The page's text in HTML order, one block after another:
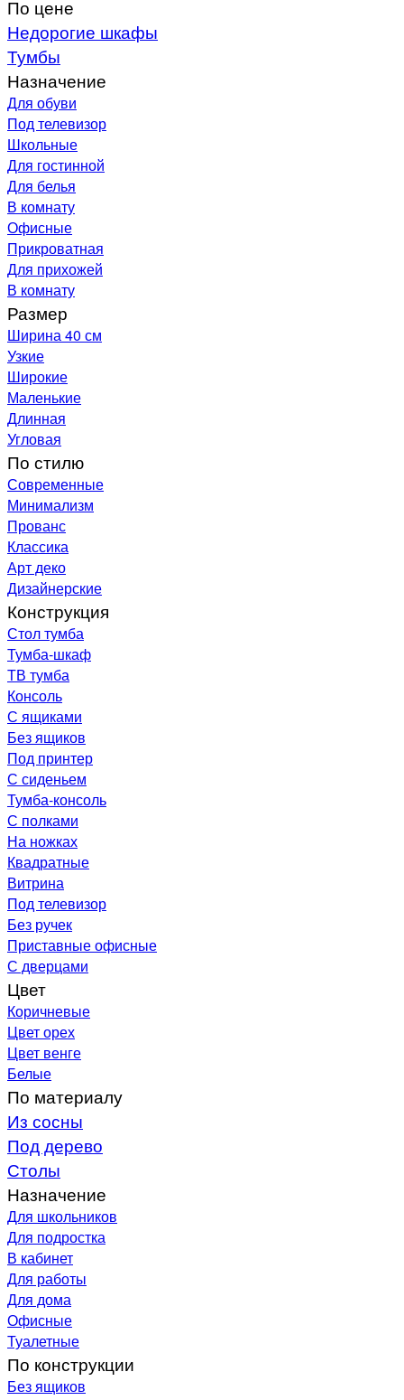
По цене
Недорогие шкафы
Тумбы
Назначение
Для обуви
Под телевизор
Школьные
Для гостинной
Для белья
В комнату
Офисные
Прикроватная
Для прихожей
В комнату
Размер
Ширина 40 см
Узкие
Широкие
Маленькие
Длинная
Угловая
По стилю
Современные
Минимализм
Прованс
Классика
Арт деко
Дизайнерские
Конструкция
Стол тумба
Тумба-шкаф
ТВ тумба
Консоль
С ящиками
Без ящиков
Под принтер
С сиденьем
Тумба-консоль
С полками
На ножках
Квадратные
Витрина
Под телевизор
Без ручек
Приставные офисные
С дверцами
Цвет
Коричневые
Цвет орех
Цвет венге
Белые
По материалу
Из сосны
Под дерево
Столы
Назначение
Для школьников
Для подростка
В кабинет
Для работы
Для дома
Офисные
Туалетные
По конструкции
Без ящиков